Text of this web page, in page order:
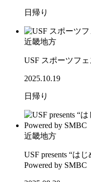
日帰り
近畿地方
USF スポーツフ
2025.10.19
日帰り
近畿地方
USF presents “は
Powered by